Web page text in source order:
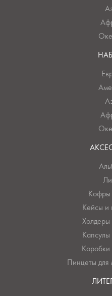
Кофры
Кейсы и
Холдеры
Капсулы
Коробки
Пинцеты для